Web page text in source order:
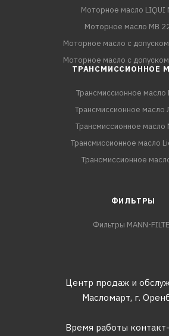
Моторное масло LIQUI
Моторное масло MB
Моторное масло с
Моторное масло с
ТРАНСМИССИОННОЕ
Трансмиссионное масло
Трансмиссионное масло
Трансмиссионное масло
Трансмиссионное масло
Трансмиссионное
ФИЛЬТРЫ
Фильтры MANN-
Центр продаж и
Масломарт, г.
Время работы